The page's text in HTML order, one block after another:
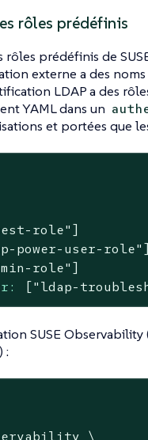
rôles prédéfinis
prédéfinis de
externe a des
LDAP a des
YAML dans un
et portées que
role"]
power-user-role"]
role"]
["ldap-
SUSE
:
\